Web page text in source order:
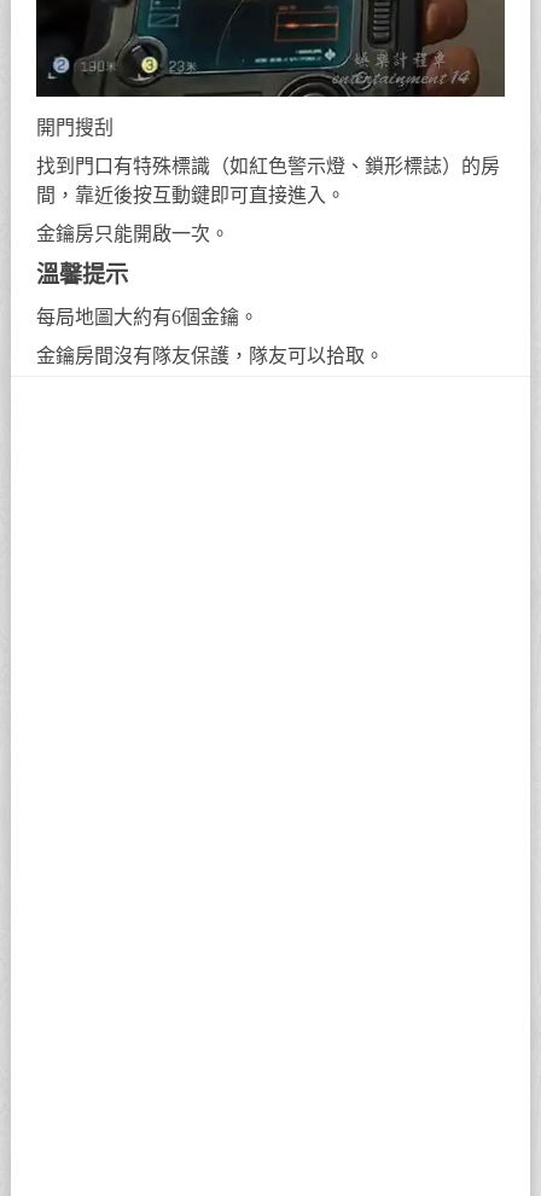
開門搜刮
找到門口有特殊標識（如紅色警示燈、鎖形標誌）的房
間，靠近後按互動鍵即可直接進入。
金鑰房只能開啟一次。
溫馨提示
每局地圖大約有6個金鑰。
金鑰房間沒有隊友保護，隊友可以拾取。